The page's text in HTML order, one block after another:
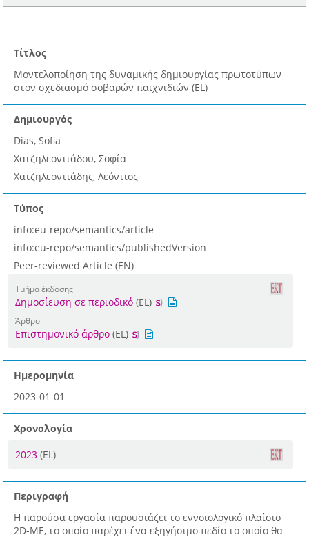
Τίτλος
Μοντελοποίηση της δυναμικής δημιουργίας πρωτοτύπων
στον σχεδιασμό σοβαρών παιχνιδιών (EL)
Δημιουργός
Dias, Sofia
Χατζηλεοντιάδου, Σοφία
Χατζηλεοντιάδης, Λεόντιος
Τύπος
info:eu-repo/semantics/article
info:eu-repo/semantics/publishedVersion
Peer-reviewed Article (EN)
Τμήμα έκδοσης
Δημοσίευση σε περιοδικό (EL)
Άρθρο
Επιστημονικό άρθρο (EL)
Ημερομηνία
2023-01-01
Χρονολογία
2023 (EL)
Περιγραφή
Η παρούσα εργασία παρουσιάζει το εννοιολογικό πλαίσιο
2D-ME, το οποίο παρέχει ένα εξηγήσιμο πεδίο το οποίο θα